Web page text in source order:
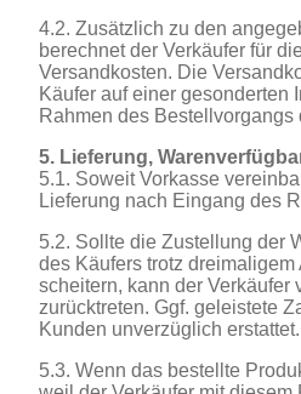
4.2. Zusätzlich zu den
berechnet der Verkäufer für
Versandkosten. Die
Käufer auf einer gesonderten
Rahmen des Bestellvorgangs
5. Lieferung,
5.1. Soweit Vorkasse
Lieferung nach Eingang des
5.2. Sollte die Zustellung der
des Käufers trotz
scheitern, kann der Verkäufer
zurücktreten. Ggf. geleistete
Kunden unverzüglich erstattet.
5.3. Wenn das bestellte